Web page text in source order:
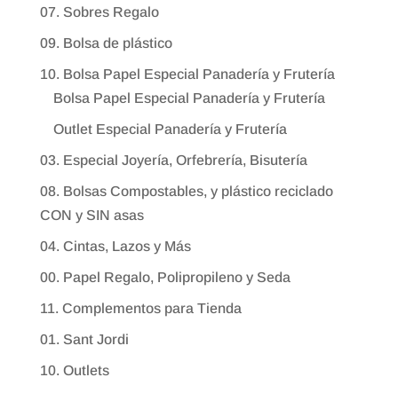
07. Sobres Regalo
09. Bolsa de plástico
10. Bolsa Papel Especial Panadería y Frutería
Bolsa Papel Especial Panadería y Frutería
Outlet Especial Panadería y Frutería
03. Especial Joyería, Orfebrería, Bisutería
08. Bolsas Compostables, y plástico reciclado
CON y SIN asas
04. Cintas, Lazos y Más
00. Papel Regalo, Polipropileno y Seda
11. Complementos para Tienda
01. Sant Jordi
10. Outlets